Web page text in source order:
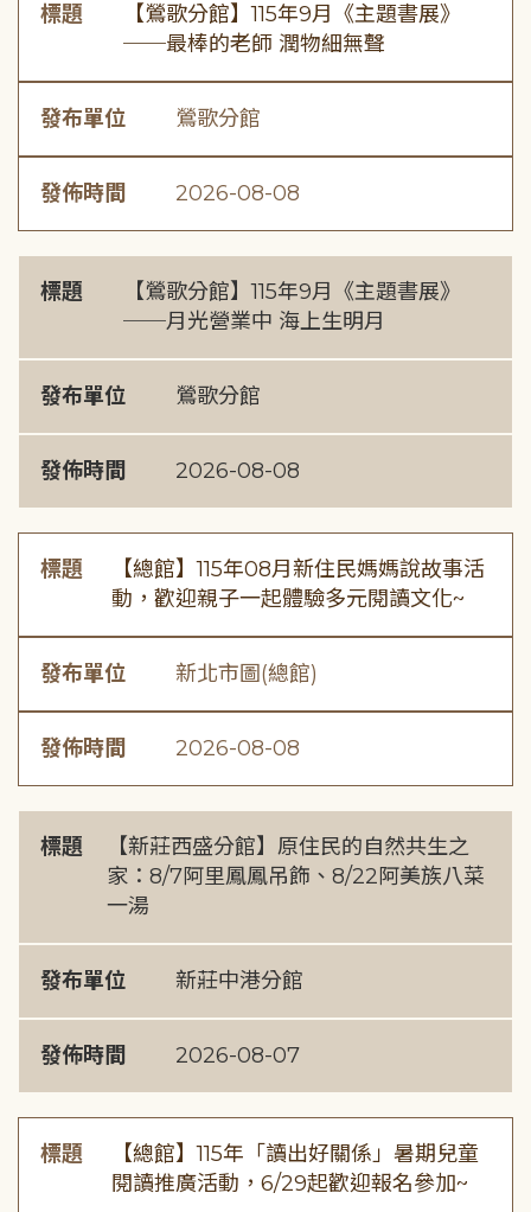
標題
【鶯歌分館】115年9月《主題書展》
──最棒的老師 潤物細無聲
發布單位 鶯歌分館
發佈時間 2026-08-08
標題
【鶯歌分館】115年9月《主題書展》
──月光營業中 海上生明月
發布單位 鶯歌分館
發佈時間 2026-08-08
標題
【總館】115年08月新住民媽媽說故事活
動，歡迎親子一起體驗多元閱讀文化~
發布單位 新北市圖(總館)
發佈時間 2026-08-08
標題
【新莊西盛分館】原住民的自然共生之
家：8/7阿里鳳鳳吊飾、8/22阿美族八菜
一湯
發布單位 新莊中港分館
發佈時間 2026-08-07
標題
【總館】115年「讀出好關係」暑期兒童
閱讀推廣活動，6/29起歡迎報名參加~